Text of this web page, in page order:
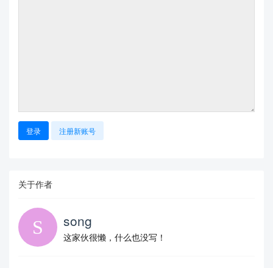
登录 注册新账号
关于作者
song
这家伙很懒，什么也没写！